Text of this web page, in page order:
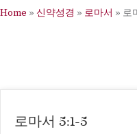
Home » 신약성경 » 로마서 » 로
로마서 5:1-5